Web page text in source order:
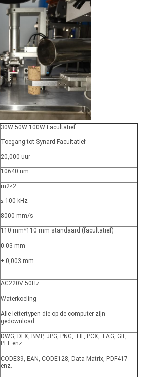
30W 50W 100W Facultatief
Toegang tot Synard Facultatief
20,000 uur
10640 nm
m2≤2
≤ 100 kHz
8000 mm/s
110 mm*110 mm standaard (facultatief)
0.03 mm
± 0,003 mm
AC220V 50Hz
Waterkoeling
Alle lettertypen die op de computer zijn
gedownload
DWG, DFX, BMP, JPG, PNG, TIF, PCX, TAG, GIF,
PLT enz.
CODE39, EAN, CODE128, Data Matrix, PDF417
enz.